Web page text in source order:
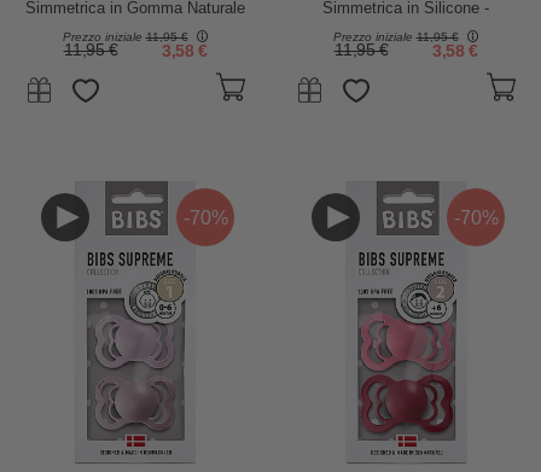
Simmetrica in Gomma Naturale
- Sunshine e Peach Sunset -
Senza PBA, PVC e Flatati
Prezzo iniziale11,95 €
11,95 € 3,58 €
Simmetrica in Silicone -
Meadow e Earth - Senza PBA,
PVC e Flatati
Prezzo iniziale11,95 €
11,95 € 3,58 €
-70% -70%